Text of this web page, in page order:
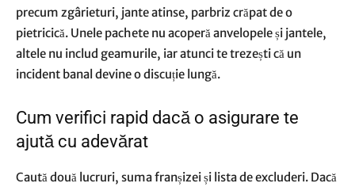
precum zgârieturi, jante atinse, parbriz crăpat de o
pietricică. Unele pachete nu acoperă anvelopele și jantele,
altele nu includ geamurile, iar atunci te trezești că un
incident banal devine o discuție lungă.
Cum verifici rapid dacă o asigurare te
ajută cu adevărat
Caută două lucruri, suma franșizei și lista de excluderi. Dacă